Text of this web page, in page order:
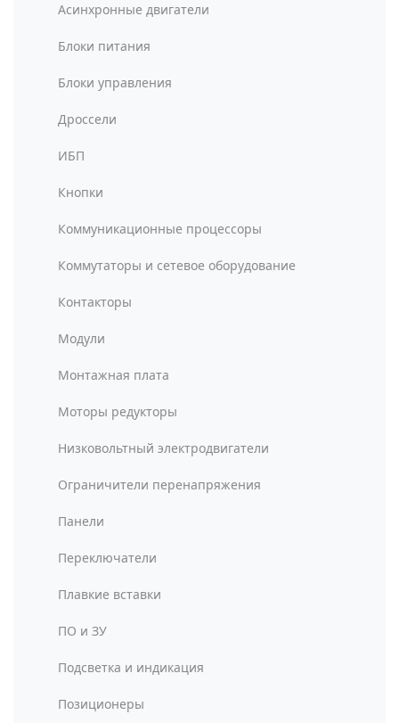
Асинхронные двигатели
Блоки питания
Блоки управления
Дроссели
ИБП
Кнопки
Коммуникационные процессоры
Коммутаторы и сетевое оборудование
Контакторы
Модули
Монтажная плата
Моторы редукторы
Низковольтный электродвигатели
Ограничители перенапряжения
Панели
Переключатели
Плавкие вставки
ПО и ЗУ
Подсветка и индикация
Позиционеры